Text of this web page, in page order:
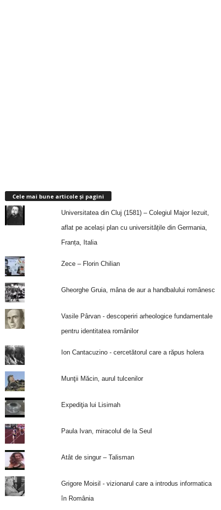
Cele mai bune articole și pagini
Universitatea din Cluj (1581) – Colegiul Major Iezuit,
aflat pe același plan cu universitățile din Germania,
Franța, Italia
Zece – Florin Chilian
Gheorghe Gruia, mâna de aur a handbalului românesc
Vasile Pârvan - descoperiri arheologice fundamentale
pentru identitatea românilor
Ion Cantacuzino - cercetătorul care a răpus holera
Munţii Măcin, aurul tulcenilor
Expediţia lui Lisimah
Paula Ivan, miracolul de la Seul
Atât de singur – Talisman
Grigore Moisil - vizionarul care a introdus informatica
în România